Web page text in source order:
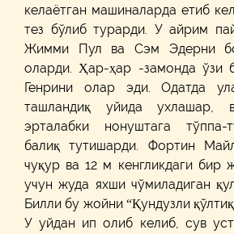
келаётган машиналарда етиб
тез бўлиб турарди. У айрим
Жимми Пул ва Сэм Эдерни
оларди. Ҳар-ҳар -замонда ўзи
Генрини олар эди. Одатда
ташландиқ уйида ухлашар,
эрталабки нонуштага тўппа-
балиқ тутишарди. Фортин
чуқур ва 12 м кенгликдаги бир
учун жуда яхши чўмиладиган
Билли бу жойни “Қундузли
У уйдан ип олиб келиб, сув